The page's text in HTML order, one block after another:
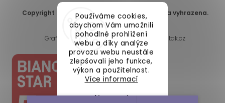
Používáme cookies,
abychom Vám umožnili
pohodlné prohlížení
webu a díky analýze
provozu webu neustále
zlepšovali jeho funkce,
výkon a použitelnost.
Více informací
Nastavení
Copyright 2026 DomaLEP s.r.o. . Všechna práva vyhrazena.
Upravit nastavení cookies
Grafický návrh vytvořil a nakódoval
Shoptak.cz